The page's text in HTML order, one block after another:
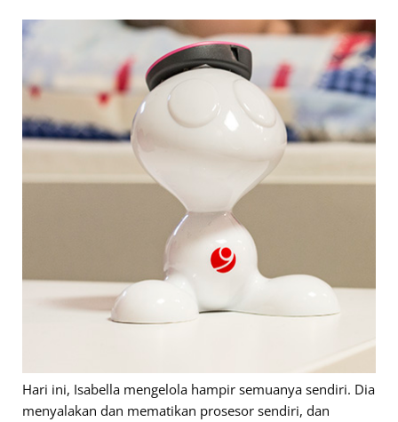
Hari ini, Isabella mengelola hampir semuanya sendiri. Dia
menyalakan dan mematikan prosesor sendiri, dan